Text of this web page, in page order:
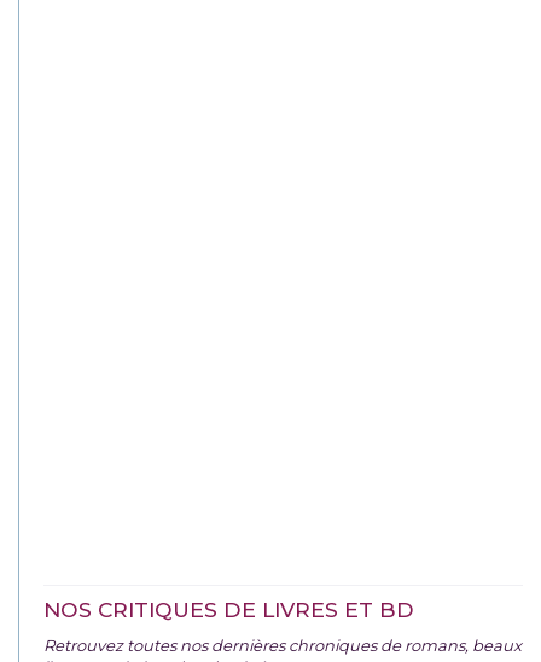
NOS CRITIQUES DE LIVRES ET BD
Retrouvez toutes nos dernières chroniques de romans, beaux